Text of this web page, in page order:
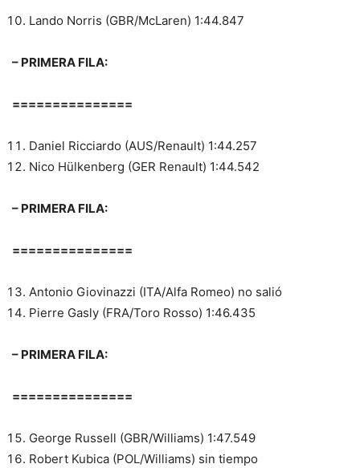
Lando Norris (GBR/McLaren) 1:44.847
– PRIMERA FILA:
===============
Daniel Ricciardo (AUS/Renault) 1:44.257
Nico Hülkenberg (GER Renault) 1:44.542
– PRIMERA FILA:
===============
Antonio Giovinazzi (ITA/Alfa Romeo) no salió
Pierre Gasly (FRA/Toro Rosso) 1:46.435
– PRIMERA FILA:
===============
George Russell (GBR/Williams) 1:47.549
Robert Kubica (POL/Williams) sin tiempo